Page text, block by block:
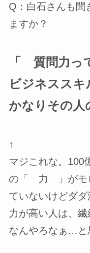
Q：白石さんも聞
ますか？
「 質問力っ
ビジネスス
かなりその人
↑
マジこれな。100
の「 力 」がモ
ていないけどダ
力が高い人は、
なんやろなぁ…と